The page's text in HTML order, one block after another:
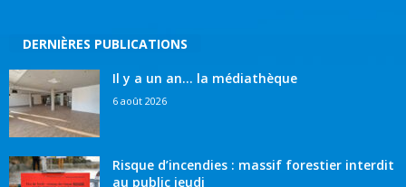
DERNIÈRES PUBLICATIONS
Il y a un an… la médiathèque
6 août 2026
Risque d’incendies : massif forestier interdit
au public jeudi